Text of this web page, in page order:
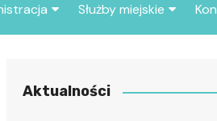
Służby miejskie
Policja
Aktualności